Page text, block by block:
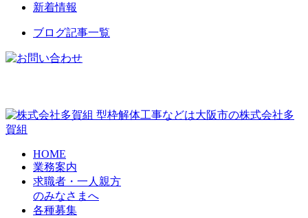
新着情報
ブログ記事一覧
型枠解体工事などは大阪市の株式会社多
賀組
HOME
業務案内
求職者・一人親方
のみなさまへ
各種募集